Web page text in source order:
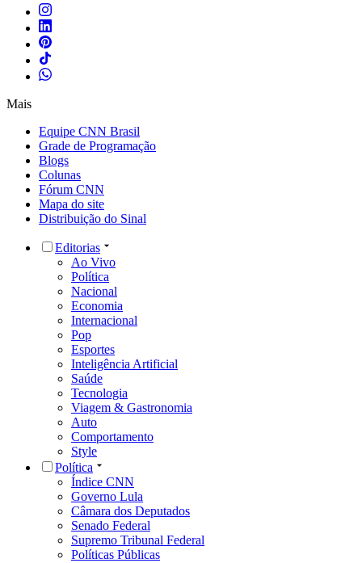
Mais
Equipe CNN Brasil
Grade de Programação
Blogs
Colunas
Fórum CNN
Mapa do site
Distribuição do Sinal
Editorias
Ao Vivo
Política
Nacional
Economia
Internacional
Pop
Esportes
Inteligência Artificial
Saúde
Tecnologia
Viagem & Gastronomia
Auto
Comportamento
Style
Política
Índice CNN
Governo Lula
Câmara dos Deputados
Senado Federal
Supremo Tribunal Federal
Políticas Públicas